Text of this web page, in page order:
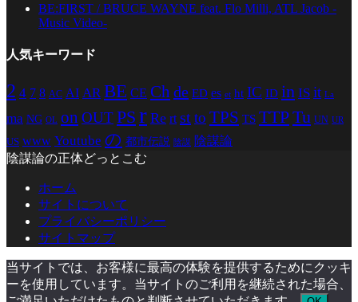
BE:FIRST / BRUCE WAYNE feat. Flo Milli, ATL Jacob -
Music Video-
人気キーワード
2 4 7 8 AC AI AR BE CE Ch de ED es et ht IC ID in IS it La
ma NG OL on OUTPS r Re rt stto TPS TS TTPTu UN UR
US www Youtube の 都市伝説 陰謀 陰謀論
陰謀論の正体どっとこむ
ホーム
サイトについて
プライバシーポリシー
サイトマップ
当サイトでは、お客様に最高の体験を提供するためにクッキ
ーを使用しています。当サイトのご利用を継続された場合、